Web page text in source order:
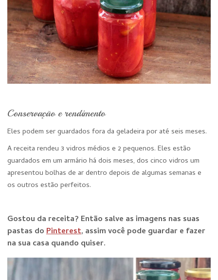
Conservação e rendimento
Eles podem ser guardados fora da geladeira por até seis meses.
A receita rendeu 3 vidros médios e 2 pequenos. Eles estão
guardados em um armário há dois meses, dos cinco vidros um
apresentou bolhas de ar dentro depois de algumas semanas e
os outros estão perfeitos.
Gostou da receita? Então salve as imagens nas suas
pastas doPinterest, assim você pode guardar e fazer
na sua casa quando quiser.